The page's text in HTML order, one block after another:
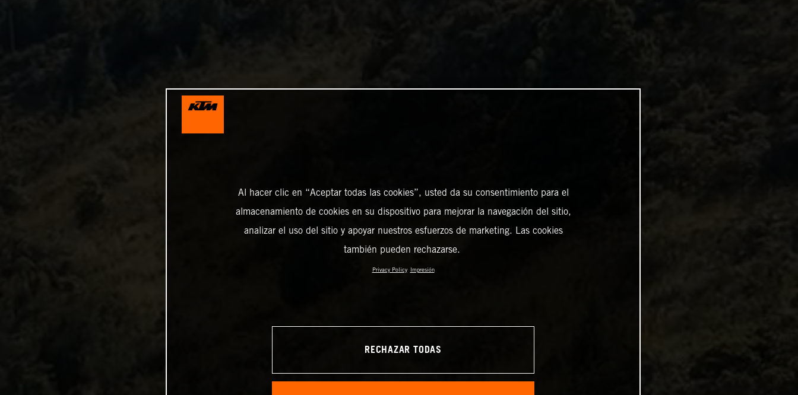
Al hacer clic en “Aceptar todas las cookies”, usted da su consentimiento para el
almacenamiento de cookies en su dispositivo para mejorar la navegación del sitio,
analizar el uso del sitio y apoyar nuestros esfuerzos de marketing. Las cookies
también pueden rechazarse.
Privacy Policy Impresión
RECHAZAR TODAS